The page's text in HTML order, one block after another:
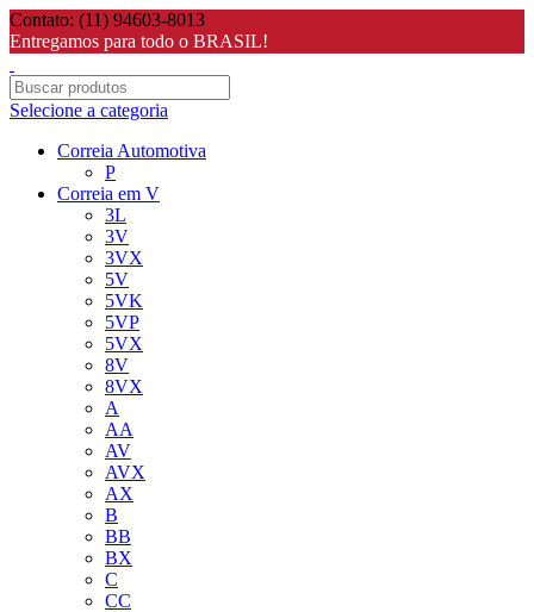
Contato: (11) 94603-8013
Entregamos para todo o BRASIL!
Selecione a categoria
Correia Automotiva
P
Correia em V
3L
3V
3VX
5V
5VK
5VP
5VX
8V
8VX
A
AA
AV
AVX
AX
B
BB
BX
C
CC